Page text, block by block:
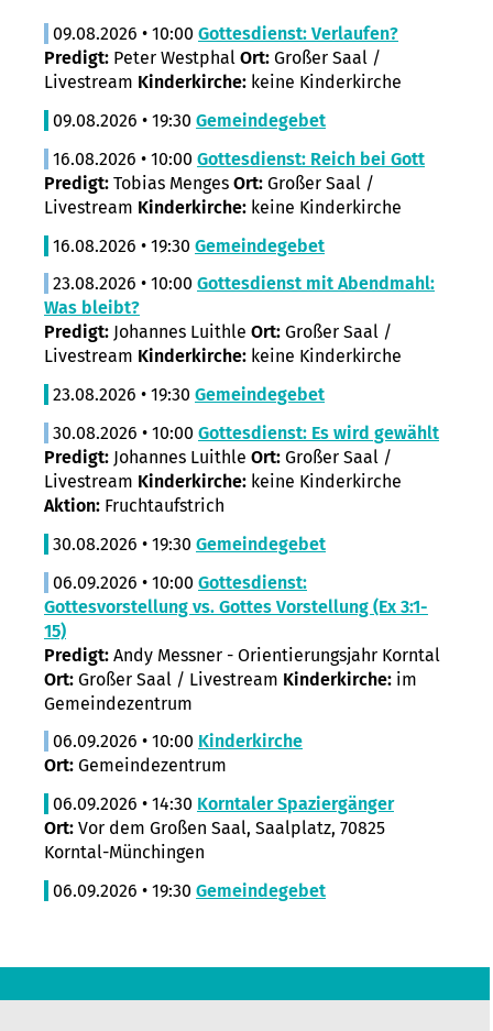
09.08.2026 • 10:00 Gottesdienst: Verlaufen?
Predigt: Peter Westphal Ort: Großer Saal /
Livestream Kinderkirche: keine Kinderkirche
09.08.2026 • 19:30 Gemeindegebet
16.08.2026 • 10:00 Gottesdienst: Reich bei Gott
Predigt: Tobias Menges Ort: Großer Saal /
Livestream Kinderkirche: keine Kinderkirche
16.08.2026 • 19:30 Gemeindegebet
23.08.2026 • 10:00 Gottesdienst mit Abendmahl:
Was bleibt?
Predigt: Johannes Luithle Ort: Großer Saal /
Livestream Kinderkirche: keine Kinderkirche
23.08.2026 • 19:30 Gemeindegebet
30.08.2026 • 10:00 Gottesdienst: Es wird gewählt
Predigt: Johannes Luithle Ort: Großer Saal /
Livestream Kinderkirche: keine Kinderkirche
Aktion: Fruchtaufstrich
30.08.2026 • 19:30 Gemeindegebet
06.09.2026 • 10:00 Gottesdienst:
Gottesvorstellung vs. Gottes Vorstellung (Ex 3:1-
15)
Predigt: Andy Messner - Orientierungsjahr Korntal
Ort: Großer Saal / Livestream Kinderkirche: im
Gemeindezentrum
06.09.2026 • 10:00 Kinderkirche
Ort: Gemeindezentrum
06.09.2026 • 14:30 Korntaler Spaziergänger
Ort: Vor dem Großen Saal, Saalplatz, 70825
Korntal-Münchingen
06.09.2026 • 19:30 Gemeindegebet